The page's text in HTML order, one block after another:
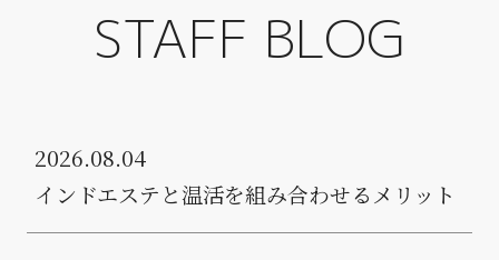
STAFF BLOG
2026.08.04
インドエステと温活を組み合わせるメリット